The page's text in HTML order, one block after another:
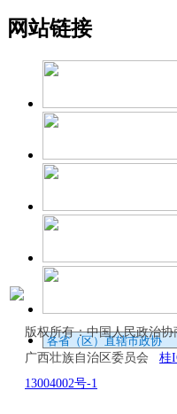
网站链接
版权所有：中国人民政治协
广西壮族自治区委员会 桂
13004002号-1